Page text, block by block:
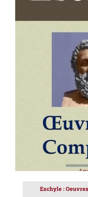
AJOUTER AU
Eschyle :